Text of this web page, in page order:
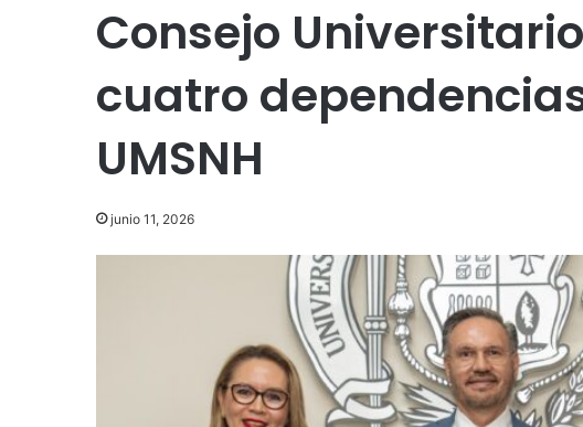
Consejo
cuatro
UMSNH
junio 11, 2026